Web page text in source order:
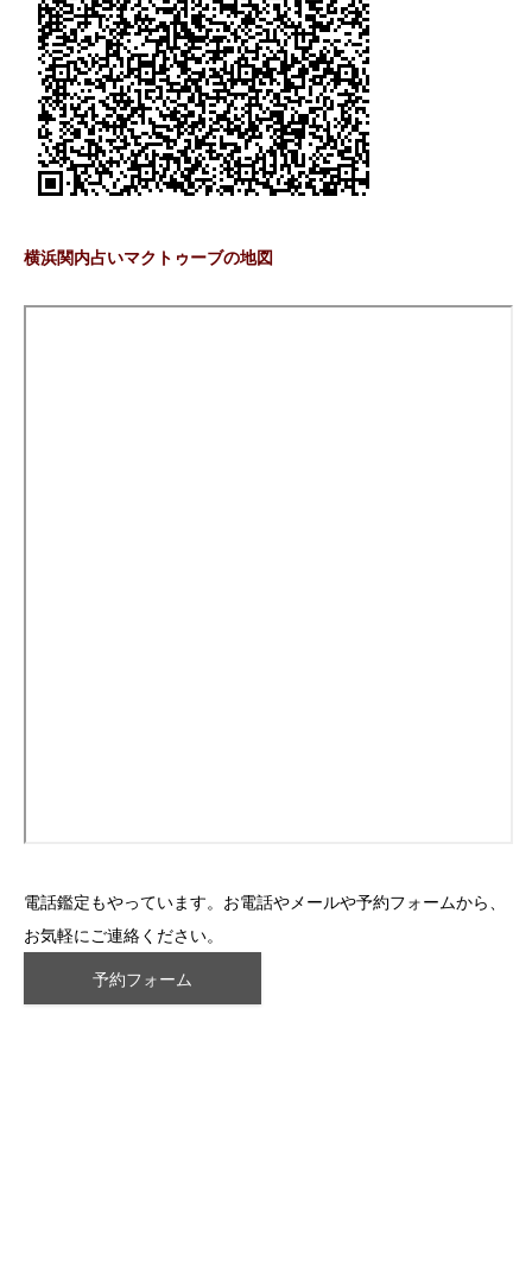
横浜関内占いマクトゥーブの地図
電話鑑定もやっています。お電話やメールや予約フォームから、
お気軽にご連絡ください。
予約フォーム